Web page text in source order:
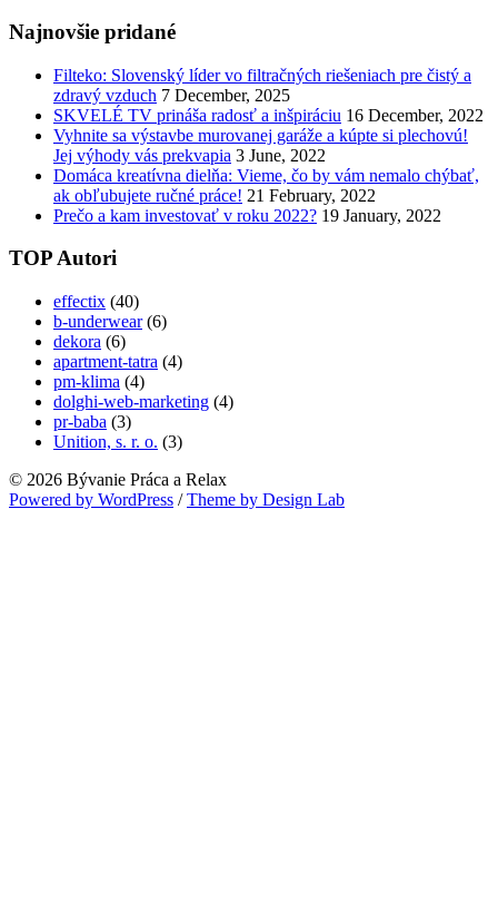
Najnovšie pridané
Filteko: Slovenský líder vo filtračných riešeniach pre čistý a
zdravý vzduch 7 December, 2025
SKVELÉ TV prináša radosť a inšpiráciu 16 December, 2022
Vyhnite sa výstavbe murovanej garáže a kúpte si plechovú!
Jej výhody vás prekvapia 3 June, 2022
Domáca kreatívna dielňa: Vieme, čo by vám nemalo chýbať,
ak obľubujete ručné práce! 21 February, 2022
Prečo a kam investovať v roku 2022? 19 January, 2022
TOP Autori
effectix (40)
b-underwear(6)
dekora (6)
apartment-tatra (4)
pm-klima (4)
dolghi-web-marketing (4)
pr-baba (3)
Unition, s. r. o. (3)
© 2026 Bývanie Práca a Relax
Powered by WordPress /Theme by Design Lab